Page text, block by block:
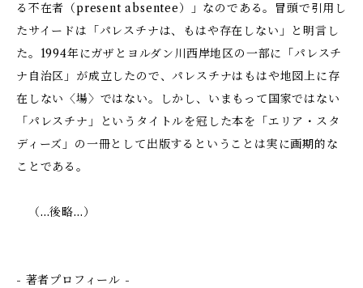
る不在者（present absentee）」なのである。冒頭で引用し
たサイードは「パレスチナは、もはや存在しない」と明言し
た。1994年にガザとヨルダン川西岸地区の一部に「パレスチ
ナ自治区」が成立したので、パレスチナはもはや地図上に存
在しない〈場〉ではない。しかし、いまもって国家ではない
「パレスチナ」というタイトルを冠した本を「エリア・スタ
ディーズ」の一冊として出版するということは実に画期的な
ことである。
（…後略…）
- 著者プロフィール -